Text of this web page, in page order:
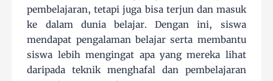
pembelajaran, tetapi juga bisa terjun dan masuk
ke dalam dunia belajar. Dengan ini, siswa
mendapat pengalaman belajar serta membantu
siswa lebih mengingat apa yang mereka lihat
daripada teknik menghafal dan pembelajaran